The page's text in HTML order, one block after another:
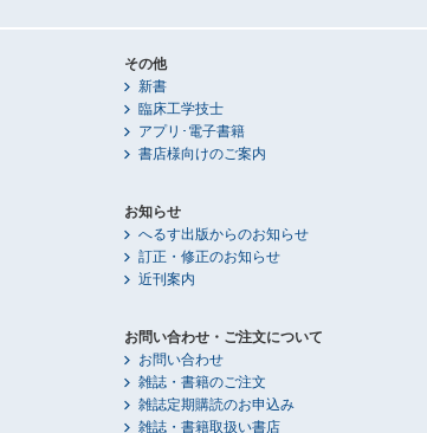
その他
新書
臨床工学技士
アプリ･電子書籍
書店様向けのご案内
お知らせ
へるす出版からのお知らせ
訂正・修正のお知らせ
近刊案内
お問い合わせ・ご注文について
お問い合わせ
雑誌・書籍のご注文
雑誌定期購読のお申込み
雑誌・書籍取扱い書店